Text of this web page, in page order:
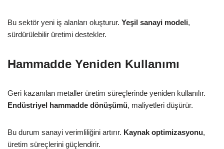
Bu sektör yeni iş alanları oluşturur. Yeşil sanayi modeli,
sürdürülebilir üretimi destekler.
Hammadde Yeniden Kullanımı
Geri kazanılan metaller üretim süreçlerinde yeniden kullanılır.
Endüstriyel hammadde dönüşümü, maliyetleri düşürür.
Bu durum sanayi verimliliğini artırır. Kaynak optimizasyonu,
üretim süreçlerini güçlendirir.